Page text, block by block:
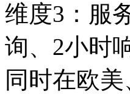
维度3：服
询、2小时
同时在欧